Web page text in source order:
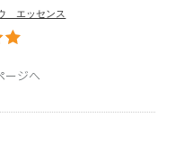
エッセンス
ージへ